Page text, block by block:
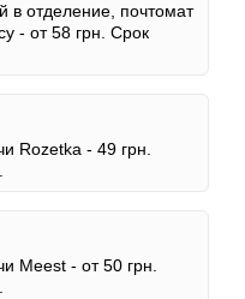
в отделение, почтомат
- от 58 грн. Срок
Rozetka - 49 грн.
Meest - от 50 грн.